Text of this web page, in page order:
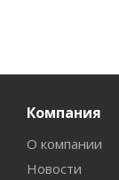
Компания
О компании
Новости